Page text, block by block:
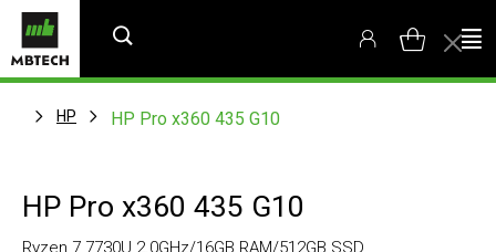
HP HP Pro x360 435 G10
HP Pro x360 435 G10
Ryzen 7 7730U 2.0GHz/16GB RAM/512GB SSD